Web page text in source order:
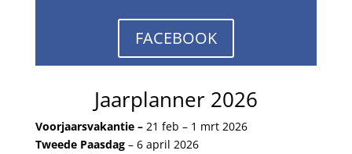
FACEBOOK
Jaarplanner 2026
Voorjaarsvakantie – 21 feb – 1 mrt 2026
Tweede Paasdag – 6 april 2026